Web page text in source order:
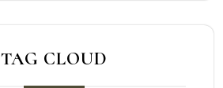
TAG CLOUD